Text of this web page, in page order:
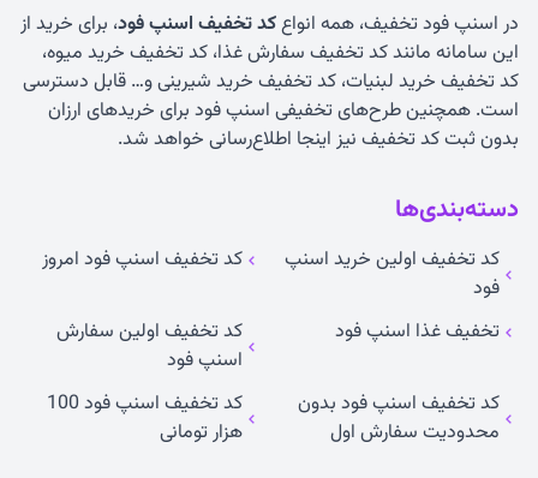
در اسنپ فود تخفیف، همه انواعکد تخفیف اسنپ فود، برای خرید از
این سامانه مانند کد تخفیف سفارش غذا، کد تخفیف خرید میوه،
کد تخفیف خرید لبنیات، کد تخفیف خرید شیرینی و… قابل دسترسی
است. همچنین طرح‌های تخفیفی اسنپ فود برای خریدهای ارزان
بدون ثبت کد تخفیف نیز اینجا اطلاع‌رسانی خواهد شد.
دسته‌بندی‌ها
کد تخفیف اولین خرید اسنپ
فود
کد تخفیف اسنپ فود امروز
تخفیف غذا اسنپ فود
کد تخفیف اولین سفارش
اسنپ فود
کد تخفیف اسنپ فود بدون
محدودیت سفارش اول
کد تخفیف اسنپ فود 100
هزار تومانی